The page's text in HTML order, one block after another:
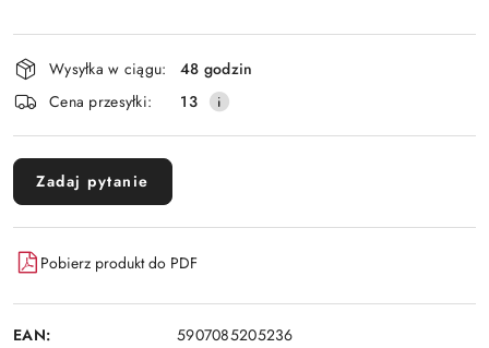
Dostępność
i
dostawa
Wysyłka w ciągu:
48 godzin
Cena przesyłki:
13
Zadaj pytanie
Pobierz produkt do PDF
EAN: 5907085205236